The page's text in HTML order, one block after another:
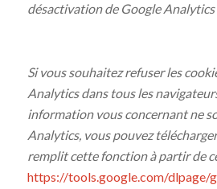
désactivation de Google Analytics
Si vous souhaitez refuser les
Analytics dans tous les
information vous concernant ne
Analytics, vous pouvez
remplit cette fonction à partir de
https://tools.google.com/dlpage/